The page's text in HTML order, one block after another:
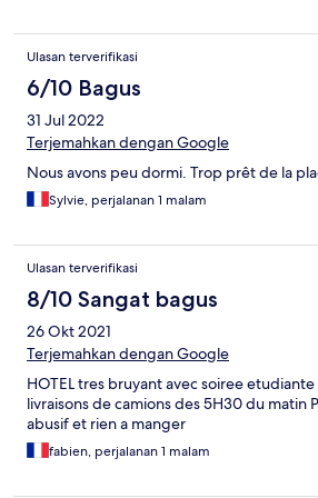
Ulasan terverifikasi
6/10 Bagus
31 Jul 2022
Terjemahkan dengan Google
Nous avons peu dormi. Trop prêt de la
Sylvie, perjalanan 1 malam
Ulasan terverifikasi
8/10 Sangat bagus
26 Okt 2021
Terjemahkan dengan Google
HOTEL tres bruyant avec soiree
livraisons de camions des 5H30 du matin
abusif et rien a manger
fabien, perjalanan 1 malam